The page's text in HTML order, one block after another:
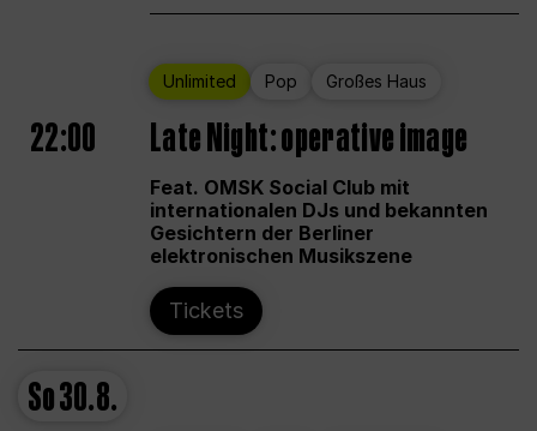
Unlimited Pop Großes Haus
22:00 Late Night: operative image
Feat. OMSK Social Club mit
internationalen DJs und bekannten
Gesichtern der Berliner
elektronischen Musikszene
Tickets
So30.8.